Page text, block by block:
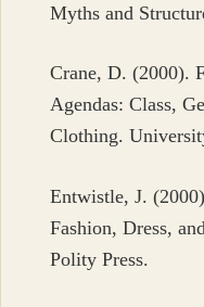
Myths and
Crane, D. (2000).
Agendas: Class,
Clothing.
Entwistle, J.
Fashion, Dress,
Polity Press.